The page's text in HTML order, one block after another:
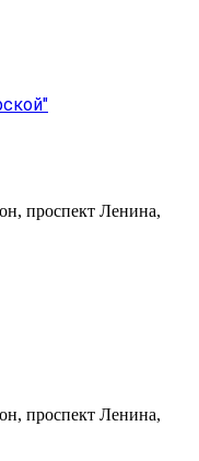
проспект Ленина,
проспект Ленина,